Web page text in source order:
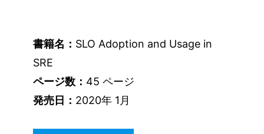
書籍名： SLO Adoption and Usage in
SRE
ページ数： 45 ページ
発売日： 2020年 1月